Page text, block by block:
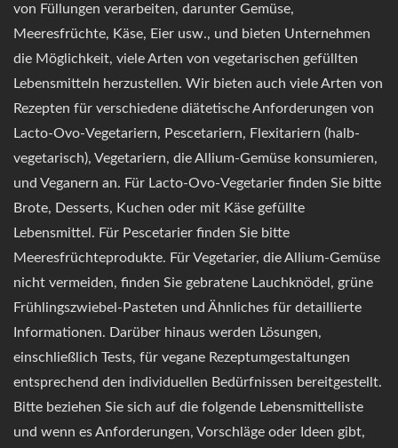
von Füllungen verarbeiten, darunter Gemüse,
Meeresfrüchte, Käse, Eier usw., und bieten Unternehmen
die Möglichkeit, viele Arten von vegetarischen gefüllten
Lebensmitteln herzustellen. Wir bieten auch viele Arten von
Rezepten für verschiedene diätetische Anforderungen von
Lacto-Ovo-Vegetariern, Pescetariern, Flexitariern (halb-
vegetarisch), Vegetariern, die Allium-Gemüse konsumieren,
und Veganern an. Für Lacto-Ovo-Vegetarier finden Sie bitte
Brote, Desserts, Kuchen oder mit Käse gefüllte
Lebensmittel. Für Pescetarier finden Sie bitte
Meeresfrüchteprodukte. Für Vegetarier, die Allium-Gemüse
nicht vermeiden, finden Sie gebratene Lauchknödel, grüne
Frühlingszwiebel-Pasteten und Ähnliches für detaillierte
Informationen. Darüber hinaus werden Lösungen,
einschließlich Tests, für vegane Rezeptumgestaltungen
entsprechend den individuellen Bedürfnissen bereitgestellt.
Bitte beziehen Sie sich auf die folgende Lebensmittelliste
und wenn es Anforderungen, Vorschläge oder Ideen gibt,